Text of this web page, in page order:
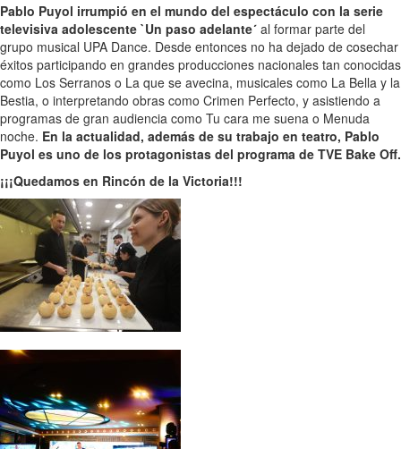
Pablo Puyol irrumpió en el mundo del espectáculo con la serie
televisiva adolescente `Un paso adelante´ al formar parte del
grupo musical UPA Dance. Desde entonces no ha dejado de cosechar
éxitos participando en grandes producciones nacionales tan conocidas
como Los Serranos o La que se avecina, musicales como La Bella y la
Bestia, o interpretando obras como Crimen Perfecto, y asistiendo a
programas de gran audiencia como Tu cara me suena o Menuda
noche. En la actualidad, además de su trabajo en teatro, Pablo
Puyol es uno de los protagonistas del programa de TVE Bake Off.
¡¡¡Quedamos en Rincón de la Victoria!!!